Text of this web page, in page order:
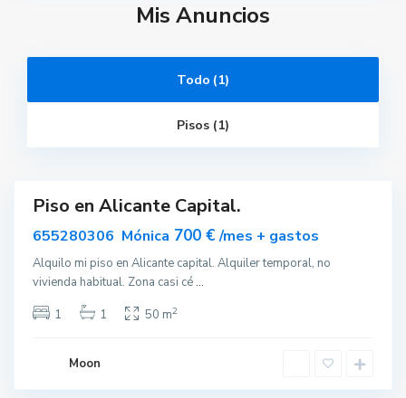
Mis Anuncios
Todo (1)
Pisos (1)
l
Destacado
Piso en Alicante Capital.
655280306 Mónica 700 €/mes + gastos
Alquilo mi piso en Alicante capital. Alquiler temporal, no
vivienda habitual. Zona casi cé...
1
1 50 m2
Moon